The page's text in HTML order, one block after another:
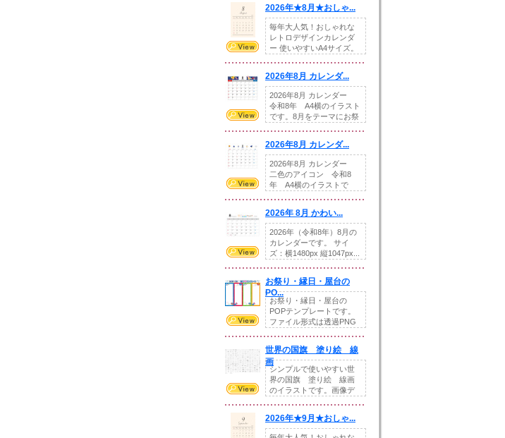
2026年★8月★おしゃ...
毎年大人気！おしゃれな
レトロデザインカレンダ
ー 使いやすいA4サイズ。
2026年8月 カレンダ...
2026年8月 カレンダー
令和8年 A4横のイラスト
です。8月をテーマにお祭
2026年8月 カレンダ...
2026年8月 カレンダー
二色のアイコン 令和8
年 A4横のイラストで
2026年 8月 かわい...
2026年（令和8年）8月の
カレンダーです。 サイ
ズ：横1480px 縦1047px...
お祭り・縁日・屋台の
PO...
お祭り・縁日・屋台の
POPテンプレートです。
ファイル形式は透過PNG
世界の国旗 塗り絵 線
画
シンプルで使いやすい世
界の国旗 塗り絵 線画
のイラストです。画像デ
2026年★9月★おしゃ...